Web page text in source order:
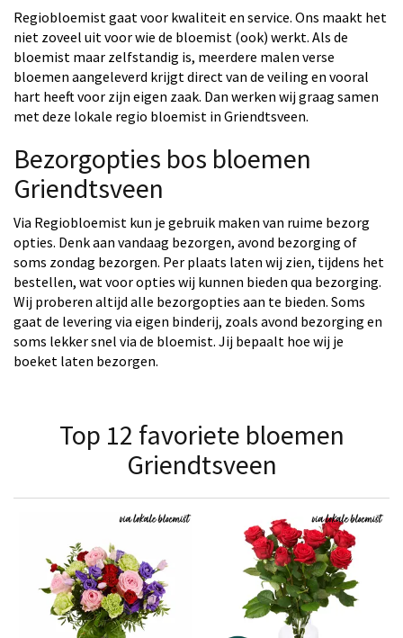
Regiobloemist gaat voor kwaliteit en service. Ons maakt het
niet zoveel uit voor wie de bloemist (ook) werkt. Als de
bloemist maar zelfstandig is, meerdere malen verse
bloemen aangeleverd krijgt direct van de veiling en vooral
hart heeft voor zijn eigen zaak. Dan werken wij graag samen
met deze lokale regio bloemist in Griendtsveen.
Bezorgopties bos bloemen
Griendtsveen
Via Regiobloemist kun je gebruik maken van ruime bezorg
opties. Denk aan vandaag bezorgen, avond bezorging of
soms zondag bezorgen. Per plaats laten wij zien, tijdens het
bestellen, wat voor opties wij kunnen bieden qua bezorging.
Wij proberen altijd alle bezorgopties aan te bieden. Soms
gaat de levering via eigen binderij, zoals avond bezorging en
soms lekker snel via de bloemist. Jij bepaalt hoe wij je
boeket laten bezorgen.
Top 12 favoriete bloemen
Griendtsveen